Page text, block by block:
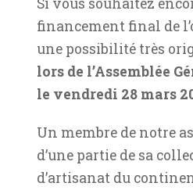
Si vous souhaitez
financement final de
une possibilité très
lors de l’Assemblée
le vendredi 28 mars
Un membre de notre
d’une partie de sa
d’artisanat du